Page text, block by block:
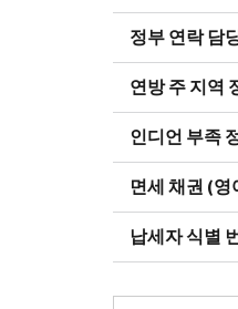
정부 연락 담
연방 주 지역
인디언 부족
면세 채권 (영
납세자 식별